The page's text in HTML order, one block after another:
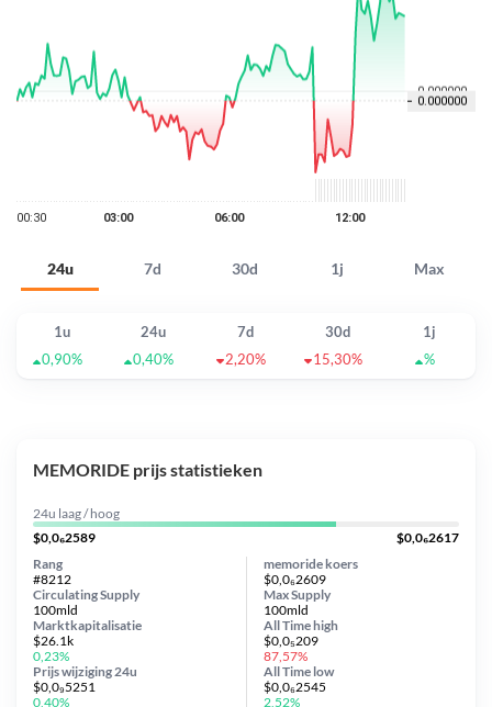
24u 7d 30d 1j Max
1u 24u 7d 30d
1j
0,90%
0,40% 2,20% 15,30% %
MEMORIDE prijs statistieken
24u laag / hoog
$0,0₆2589
$0,0₆2617
memoride koers
$0,0₆2609
Circulating Supply
100mld
Prijs wijziging 24u
$0,0₉5251
0,40%
Max Supply
100mld
Marktkapitalisatie
$26.1k
0,23%
Rang
#8212
All Timehigh
$0,0₅209
87,57%
All Time low
$0,0₆2545
2,52%